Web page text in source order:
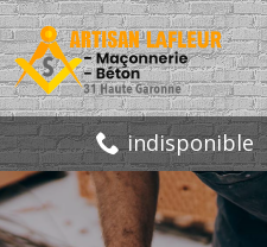
indisponible